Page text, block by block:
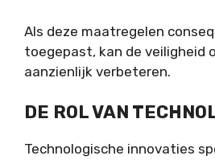
Als deze maatregelen
toegepast, kan de veiligheid
aanzienlijk verbeteren.
DE ROL VAN
Technologische innovaties